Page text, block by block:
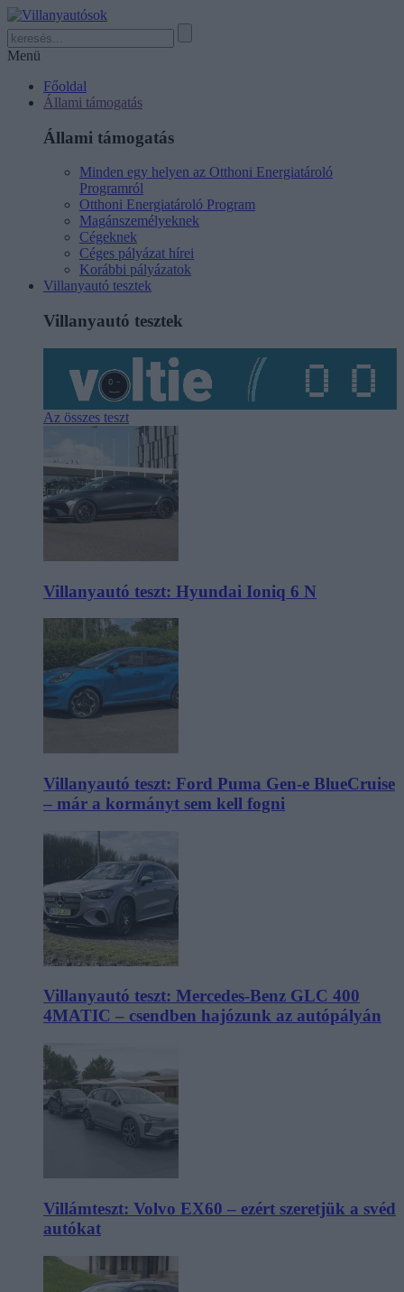
Menü
Főoldal
Állami támogatás
Állami támogatás
Minden egy helyen az Otthoni Energiatároló
Programról
Otthoni Energiatároló Program
Magánszemélyeknek
Cégeknek
Céges pályázat hírei
Korábbi pályázatok
Villanyautó tesztek
Villanyautó tesztek
Az összes teszt
Villanyautó teszt: Hyundai Ioniq 6 N
Villanyautó teszt: Ford Puma Gen-e BlueCruise
– már a kormányt sem kell fogni
Villanyautó teszt: Mercedes-Benz GLC 400
4MATIC – csendben hajózunk az autópályán
Villámteszt: Volvo EX60 – ezért szeretjük a svéd
autókat